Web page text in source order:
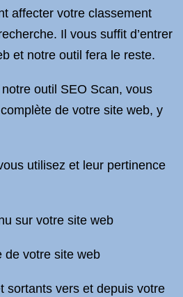
affecter votre classement
Il vous suffit d’entrer
et notre outil fera le reste.
outil SEO Scan, vous
de votre site web, y
utilisez et leur pertinence
sur votre site web
de votre site web
sortants vers et depuis votre